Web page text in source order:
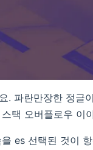
. 파란만장한 정글
택 오버플로우 이
es 선택된 것이